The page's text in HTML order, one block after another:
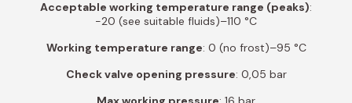
Acceptable working temperature range (peaks):
-20 (see suitable fluids)–110 °C
Working temperature range: 0 (no frost)–95 °C
Check valve opening pressure: 0,05 bar